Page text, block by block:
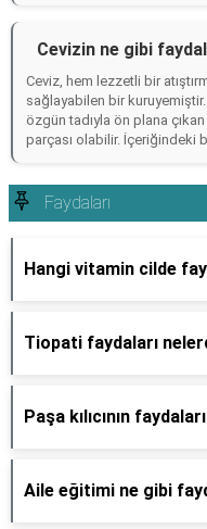
Cevizin ne gibi
Ceviz, hem lezzetli bir
sağlayabilen bir
özgün tadıyla ön plana
parçası olabilir. İçeriğindeki
Faydaları
Hangi vitamin cilde
Tiopati faydaları
Paşa kılıcının
Aile eğitimi ne gibi